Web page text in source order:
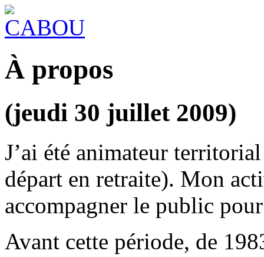
À propos
(jeudi 30 juillet 2009)
J’ai été animateur
départ en retraite). Mon
accompagner le public
Avant cette période, de